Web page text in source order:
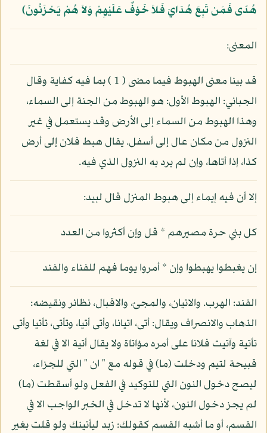
هُدًى فَمَن تَبِعَ هُدَايَ فَلاَ خَوْفٌ عَلَيْهِمْ وَلاَ هُمْ يَحْزَنُونَ﴾
المعنى:
قد بينا معنى الهبوط فيما مضى ( 1 ) بما فيه كفاية وقال
الجبائي: الهبوط الأول: هو الهبوط من الجنة إلى السماء،
وهذا الهبوط من السماء إلى الأرض وقد يستعمل في غير
النزول من مكان عال إلى أسفل. يقال هبط فلان إلى أرض
كذا، إذا أتاها، وإن لم يرد به النزول الذي فيه.
إلا أن فيه إيماء إلى هبوط المنزل قال لبيد:
كل بني حرة مصيرهم * قل وإن أكثروا من العدد
إن يغبطوا يهبطوا وإن * أمروا يوما فهم للفناء والفند
الفند: الهرب. والاتيان، والمجئ، والاقبال، نظائر ونقيضه:
الذهاب والانصراف ويقال: أتى، اتيانا، وأتى أتيا، وتأتى، تأتيا وأتى
تأتية وآتيت فلانا على أمره مؤاتاة ولا يقال أتية الا في لغة
قبيحة لتيم ودخلت (ما) في قوله مع " ان " التي للجزاء،
ليصح دخول النون التي للتوكيد في الفعل ولو أسقطت (ما)
لم يجز دخول النون، لأنها لا تدخل في الخبر الواجب الا في
القسم، أو ما أشبه القسم كقولك: زبد ليأتينك ولو قلت بغير